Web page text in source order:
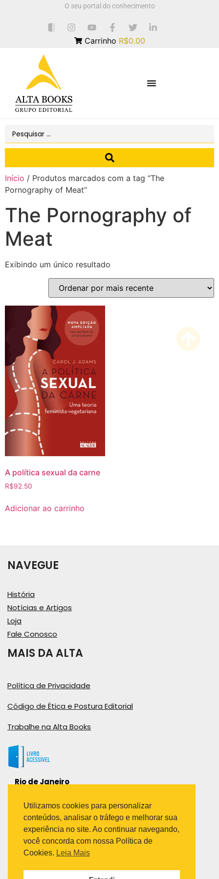
O seu portal do conhecimento
Carrinho R$0.00
Início / Produtos marcados com a tag “The
Pornography of Meat”
The Pornography of
Meat
Exibindo um único resultado
A política sexual da carne
R$92.50
Adicionar ao carrinho
NAVEGUE
História
Notícias e Artigos
Loja
Fale Conosco
MAIS DA ALTA
Política de Privacidade
Código de Ética e Postura Editorial
Trabalhe na Alta Books
Rio de Janeiro
Bairro Industrial do Jacaré
Rio de Janeiro – RJ – CEP: 20970-031
Telefone:
(21) 3278-8069
(21) 3995-7512
Utilizamos cookies para personalizar
conteúdos, analisar o tráfego e melhorar sua
experiência no site. Ao continuar navegando,
você concorda com nossa Política de
Cookies. Leia Mais